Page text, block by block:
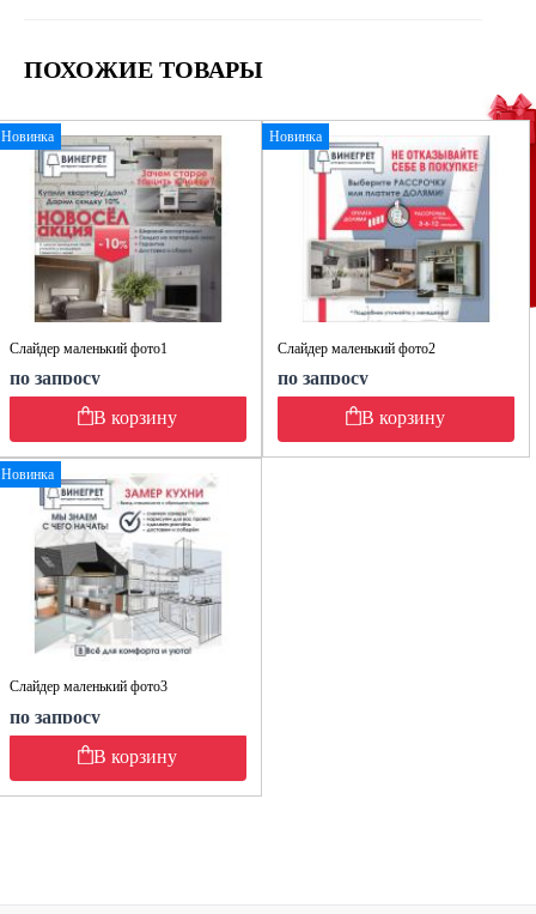
ПОХОЖИЕ ТОВАРЫ
Новинка
Слайдер маленький фото1
по запросу
В корзину
Новинка
Слайдер маленький фото2
по запросу
В корзину
Новинка
Слайдер маленький фото3
по запросу
В корзину